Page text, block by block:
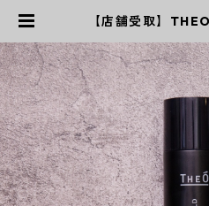
【店舗受取】
公式オンラ